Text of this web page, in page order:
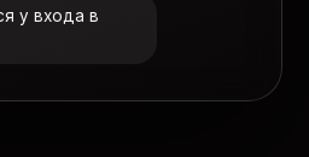
у входа в